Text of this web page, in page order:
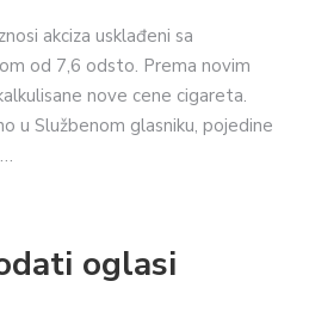
akciza usklađeni sa
od 7,6 odsto. Prema novim
nove cene cigareta.
u Službenom glasniku, pojedine
oglasi